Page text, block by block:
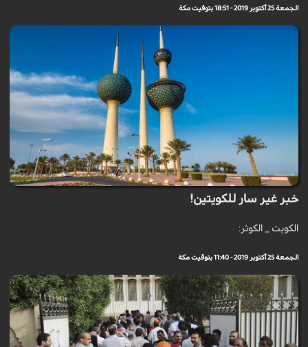
الجمعة 25 أكتوبر 2019 - 18:51 بتوقيت مكة
خبر غير سار للكويتين!
الكويت _ الكوثر:
الجمعة 25 أكتوبر 2019 - 11:40 بتوقيت مكة